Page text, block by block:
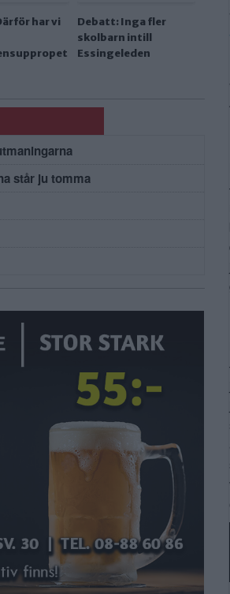
har vi
Debatt: Inga fler
skolbarn intill
Essingeleden
står ju tomma